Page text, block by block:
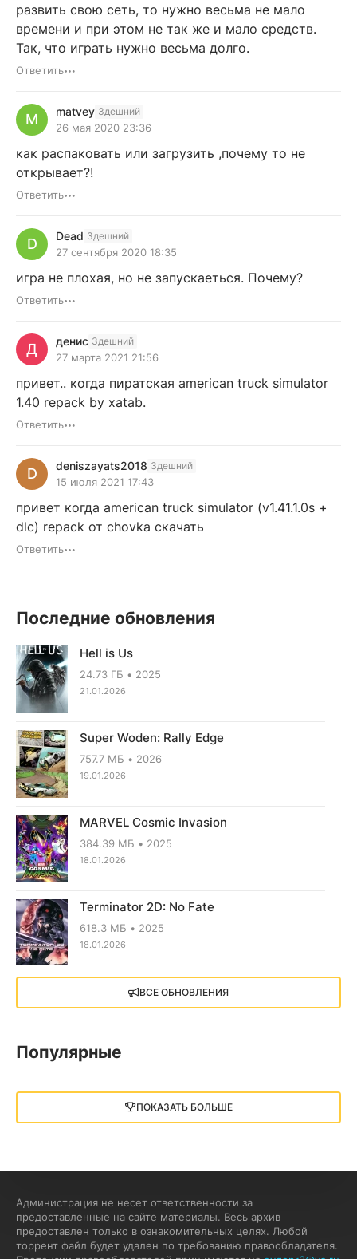
развить свою сеть, то нужно весьма не мало
времени и при этом не так же и мало средств.
Так, что играть нужно весьма долго.
Ответить
M matvey Здешний
26 мая 2020 23:36
как распаковать или загрузить ,почему то не
открывает?!
Ответить
D Dead Здешний
27 сентября 2020 18:35
игра не плохая, но не запускаеться. Почему?
Ответить
Д денис Здешний
27 марта 2021 21:56
привет.. когда пиратская american truck simulator
1.40 repack by xatab.
Ответить
D deniszayats2018 Здешний
15 июля 2021 17:43
привет когда american truck simulator (v1.41.1.0s +
dlc) repack от chovka скачать
Ответить
Последние обновления
Hell is Us
24.73 ГБ 2025
21.01.2026
Super Woden: Rally Edge
757.7 МБ 2026
19.01.2026
MARVEL Cosmic Invasion
384.39 МБ 2025
18.01.2026
Terminator 2D: No Fate
618.3 МБ 2025
18.01.2026
X4: Foundations (2018)
13.73 GB 2018
13 ГБ 2025
MAFIA: THE OLD COUNTRY
ВСЕ ОБНОВЛЕНИЯ
Популярные
ПОКАЗАТЬ БОЛЬШЕ
Администрация не несет ответственности за
предоставленные на сайте материалы. Весь архив
предоставлен только в ознакомительных целях. Любой
торрент файл будет удален по требованию правообладателя.